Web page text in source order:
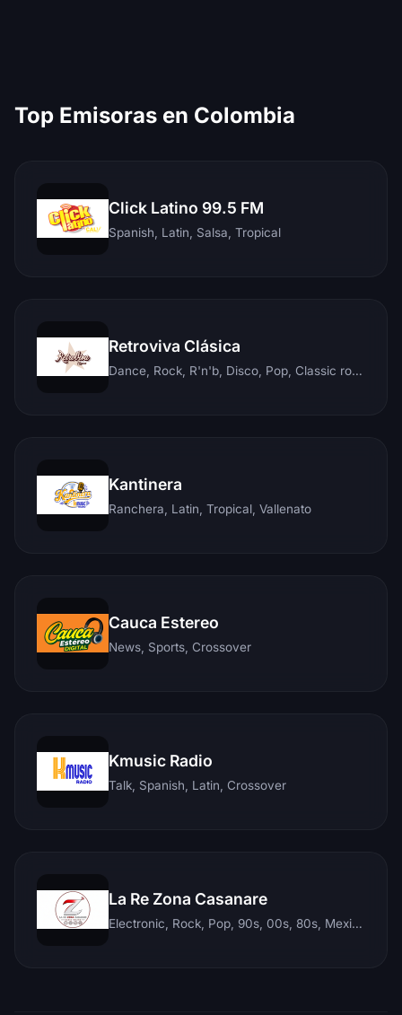
Top Emisoras en Colombia
Click Latino 99.5 FM
Spanish, Latin, Salsa, Tropical
Retroviva Clásica
Dance, Rock, R'n'b, Disco, Pop, Classic rock, Techno, Reggae
Kantinera
Ranchera, Latin, Tropical, Vallenato
Cauca Estereo
News, Sports, Crossover
Kmusic Radio
Talk, Spanish, Latin, Crossover
La Re Zona Casanare
Electronic, Rock, Pop, 90s, 00s, 80s, Mexican, Ranchera, Reggaeton, Instrumental, Salsa, Merengue, Tropical, Romantic, Vallenato, Llanera